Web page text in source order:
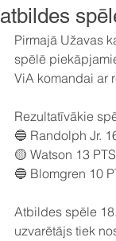
atbildes
Pirmajā Užavas
spēlē
ViA komandai ar
Rezultatīvākie
🔵 Randolph Jr.
🟡 Watson 13
🔵 Blomgren 10
Atbildes spēle
uzvarētājs tiek